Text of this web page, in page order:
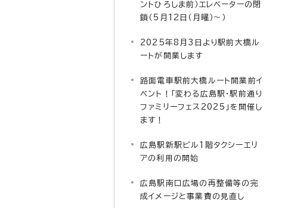
ントひろしま前）エレベーターの閉
鎖（5月12日（月曜）～）
2025年8月3日より駅前大橋ル
ートが開業します
路面電車駅前大橋ルート開業前イ
ベント！「変わる広島駅・駅前通り
ファミリーフェス2025」を開催し
ます！
広島駅新駅ビル1階タクシーエリ
アの利用の開始
広島駅南口広場の再整備等の完
成イメージと事業費の見直し